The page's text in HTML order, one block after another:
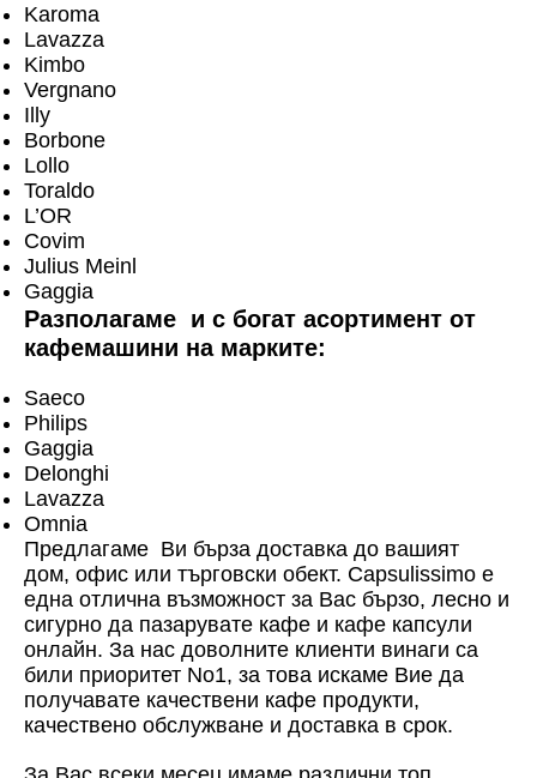
Karoma
Lavazza
Kimbo
Vergnano
Illy
Borbone
Lollo
Toraldo
L’OR
Covim
Julius Meinl
Gaggia
Разполагаме и с богат асортимент от
кафемашини на марките:
Saeco
Philips
Gaggia
Delonghi
Lavazza
Omnia
Предлагаме Ви бърза доставка до вашият
дом, офис или търговски обект. Capsulissimo е
една отлична възможност за Вас бързо, лесно и
сигурно да пазарувате кафе и кафе капсули
онлайн. За нас доволните клиенти винаги са
били приоритет No1, за това искаме Вие да
получавате качествени кафе продукти,
качествено обслужване и доставка в срок.